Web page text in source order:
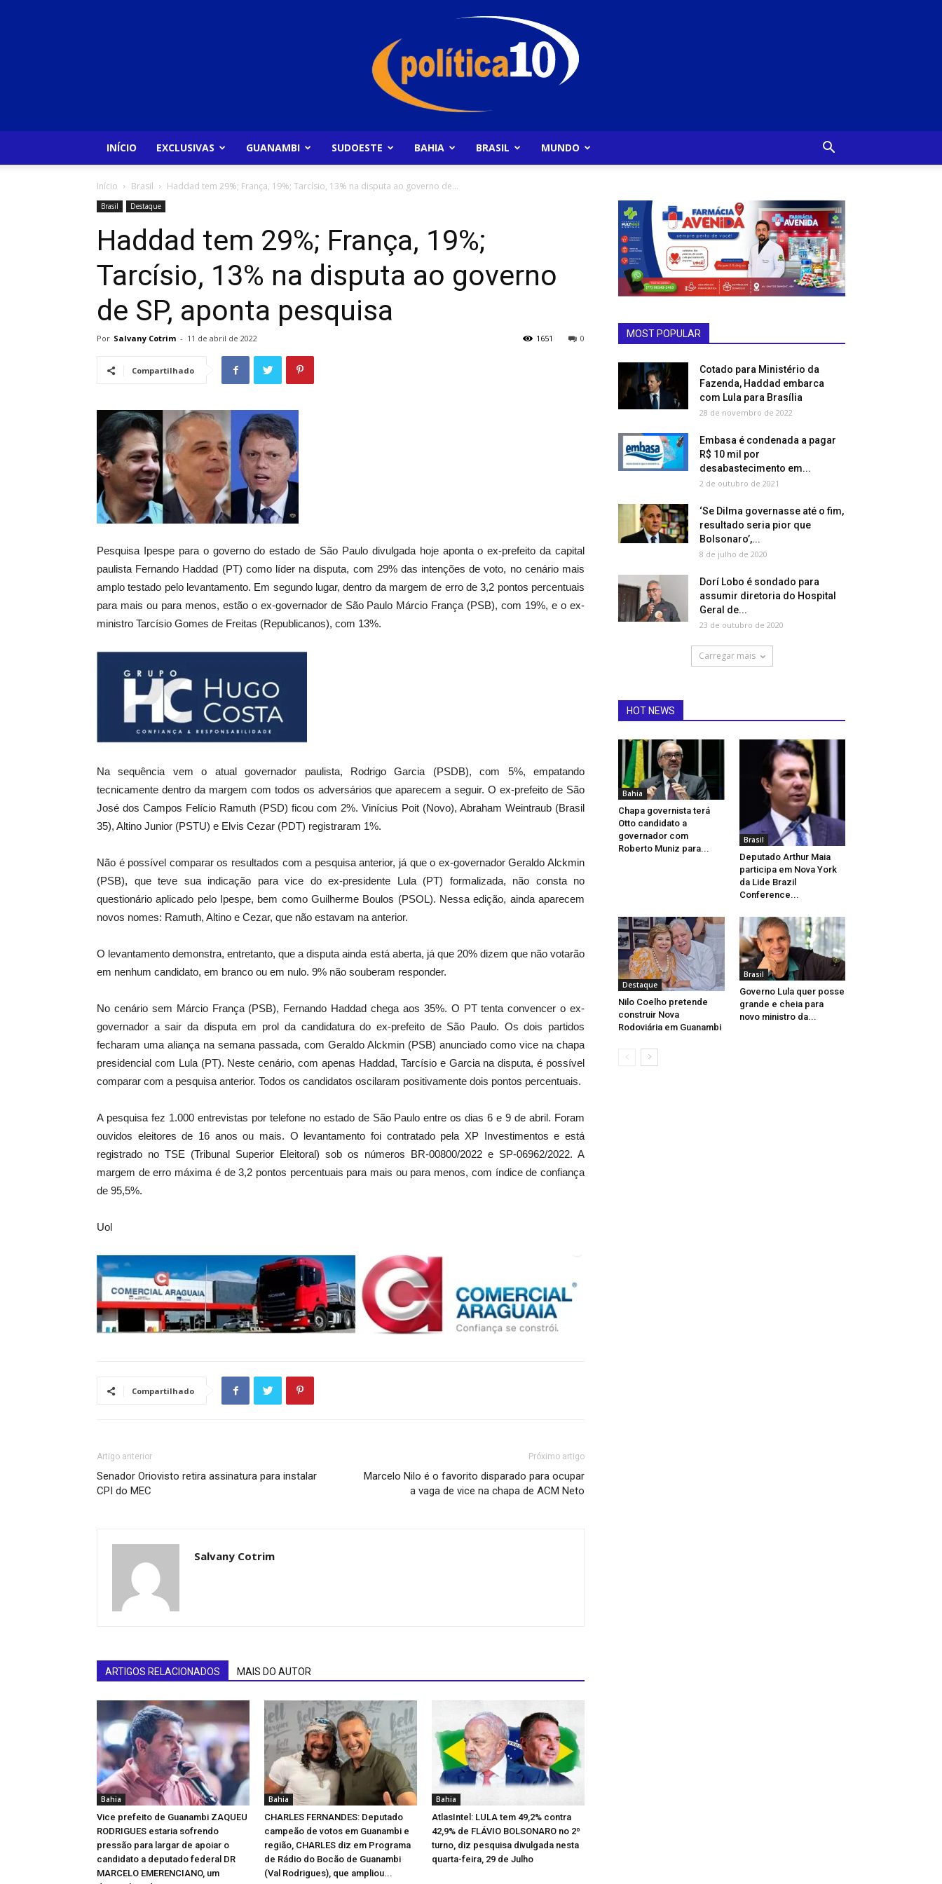
INÍCIO EXCLUSIVAS GUANAMBI SUDOESTE BAHIA BRASIL MUNDO
Início Brasil Haddad tem 29%; França, 19%; Tarcísio, 13% na disputa ao governo de...
Brasil Destaque
Haddad tem 29%; França, 19%;
Tarcísio, 13% na disputa ao governo
de SP, aponta pesquisa
Por Salvany Cotrim - 11 de abril de 2022 0
1651
Compartilhado
Pesquisa Ipespe para o governo do estado de São Paulo divulgada hoje aponta o ex-prefeito da capital
paulista Fernando Haddad (PT) como líder na disputa, com 29% das intenções de voto, no cenário mais
amplo testado pelo levantamento. Em segundo lugar, dentro da margem de erro de 3,2 pontos percentuais
para mais ou para menos, estão o ex-governador de São Paulo Márcio França (PSB), com 19%, e o ex-
ministro Tarcísio Gomes de Freitas (Republicanos), com 13%.
Na sequência vem o atual governador paulista, Rodrigo Garcia (PSDB), com 5%, empatando
tecnicamente dentro da margem com todos os adversários que aparecem a seguir. O ex-prefeito de São
José dos Campos Felício Ramuth (PSD) ficou com 2%. Vinícius Poit (Novo), Abraham Weintraub (Brasil
35), Altino Junior (PSTU) e Elvis Cezar (PDT) registraram 1%.
Não é possível comparar os resultados com a pesquisa anterior, já que o ex-governador Geraldo Alckmin
(PSB), que teve sua indicação para vice do ex-presidente Lula (PT) formalizada, não consta no
questionário aplicado pelo Ipespe, bem como Guilherme Boulos (PSOL). Nessa edição, ainda aparecem
novos nomes: Ramuth, Altino e Cezar, que não estavam na anterior.
O levantamento demonstra, entretanto, que a disputa ainda está aberta, já que 20% dizem que não votarão
em nenhum candidato, em branco ou em nulo. 9% não souberam responder.
No cenário sem Márcio França (PSB), Fernando Haddad chega aos 35%. O PT tenta convencer o ex-
governador a sair da disputa em prol da candidatura do ex-prefeito de São Paulo. Os dois partidos
fecharam uma aliança na semana passada, com Geraldo Alckmin (PSB) anunciado como vice na chapa
presidencial com Lula (PT). Neste cenário, com apenas Haddad, Tarcísio e Garcia na disputa, é possível
comparar com a pesquisa anterior. Todos os candidatos oscilaram positivamente dois pontos percentuais.
A pesquisa fez 1.000 entrevistas por telefone no estado de São Paulo entre os dias 6 e 9 de abril. Foram
ouvidos eleitores de 16 anos ou mais. O levantamento foi contratado pela XP Investimentos e está
registrado no TSE (Tribunal Superior Eleitoral) sob os números BR-00800/2022 e SP-06962/2022. A
margem de erro máxima é de 3,2 pontos percentuais para mais ou para menos, com índice de confiança
de 95,5%.
Uol
Compartilhado
Artigo anterior
Senador Oriovisto retira assinatura para instalar
CPI do MEC
Próximo artigo
Marcelo Nilo é o favorito disparado para ocupar
a vaga de vice na chapa de ACM Neto
Salvany Cotrim
ARTIGOS RELACIONADOS MAIS DO AUTOR
Bahia
Vice prefeito de Guanambi ZAQUEU
RODRIGUES estaria sofrendo
pressão para largar de apoiar o
candidato a deputado federal DR
MARCELO EMERENCIANO, um
Bahia
CHARLES FERNANDES: Deputado
campeão de votos em Guanambi e
região, CHARLES diz em Programa
de Rádio do Bocão de Guanambi
(Val Rodrigues), que ampliou...
Bahia
AtlasIntel: LULA tem 49,2% contra
42,9% de FLÁVIO BOLSONARO no 2º
turno, diz pesquisa divulgada nesta
quarta-feira, 29 de Julho
MOST POPULAR
Cotado para Ministério da
Fazenda, Haddad embarca
com Lula para Brasília
28 de novembro de 2022
Embasa é condenada a pagar
R$ 10 mil por
desabastecimento em...
2 de outubro de 2021
‘Se Dilma governasse até o fim,
resultado seria pior que
Bolsonaro’,...
8 de julho de 2020
Dorí Lobo é sondado para
assumir diretoria do Hospital
Geral de...
23 de outubro de 2020
Carregar mais
HOT NEWS
Bahia
Chapa governista terá
Otto candidato a
governador com
Roberto Muniz para...
Brasil
Deputado Arthur Maia
participa em Nova York
da Lide Brazil
Conference...
Destaque
Nilo Coelho pretende
construir Nova
Rodoviária em Guanambi
Brasil
Governo Lula quer posse
grande e cheia para
novo ministro da...